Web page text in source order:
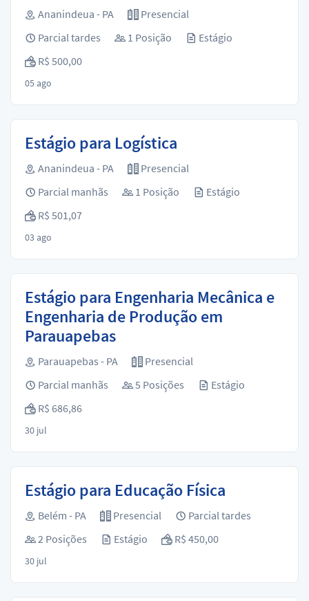
Ananindeua - PA
Presencial
Parcial tardes
1 Posição
Estágio
R$ 500,00
05 ago
Estágio para Logística
Ananindeua - PA
Presencial
Parcial manhãs
1 Posição
Estágio
R$ 501,07
03 ago
Estágio para Engenharia Mecânica e
Engenharia de Produção em
Parauapebas
Parauapebas - PA
Presencial
Parcial manhãs
5 Posições
Estágio
R$ 686,86
30 jul
Estágio para Educação Física
Belém - PA Presencial
Parcial tardes
2 Posições
Estágio R$ 450,00
30 jul